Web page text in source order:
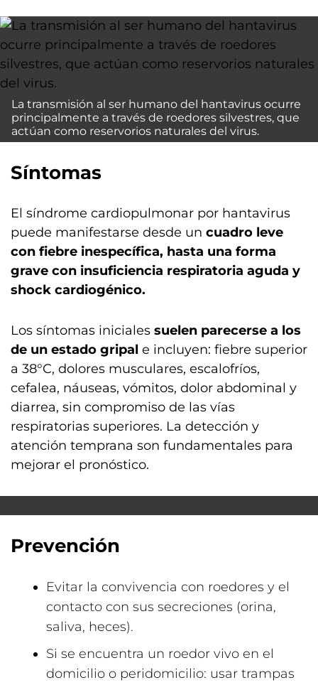
La transmisión al ser humano del hantavirus ocurre
principalmente a través de roedores silvestres, que
actúan como reservorios naturales del virus.
Síntomas
El síndrome cardiopulmonar por hantavirus
puede manifestarse desde un cuadro leve
con fiebre inespecífica, hasta una forma
grave con insuficiencia respiratoria aguda y
shock cardiogénico.
Los síntomas iniciales suelen parecerse a los
de un estado gripal e incluyen: fiebre superior
a 38°C, dolores musculares, escalofríos,
cefalea, náuseas, vómitos, dolor abdominal y
diarrea, sin compromiso de las vías
respiratorias superiores. La detección y
atención temprana son fundamentales para
mejorar el pronóstico.
Prevención
Evitar la convivencia con roedores y el
contacto con sus secreciones (orina,
saliva, heces).
Si se encuentra un roedor vivo en el
domicilio o peridomicilio: usar trampas